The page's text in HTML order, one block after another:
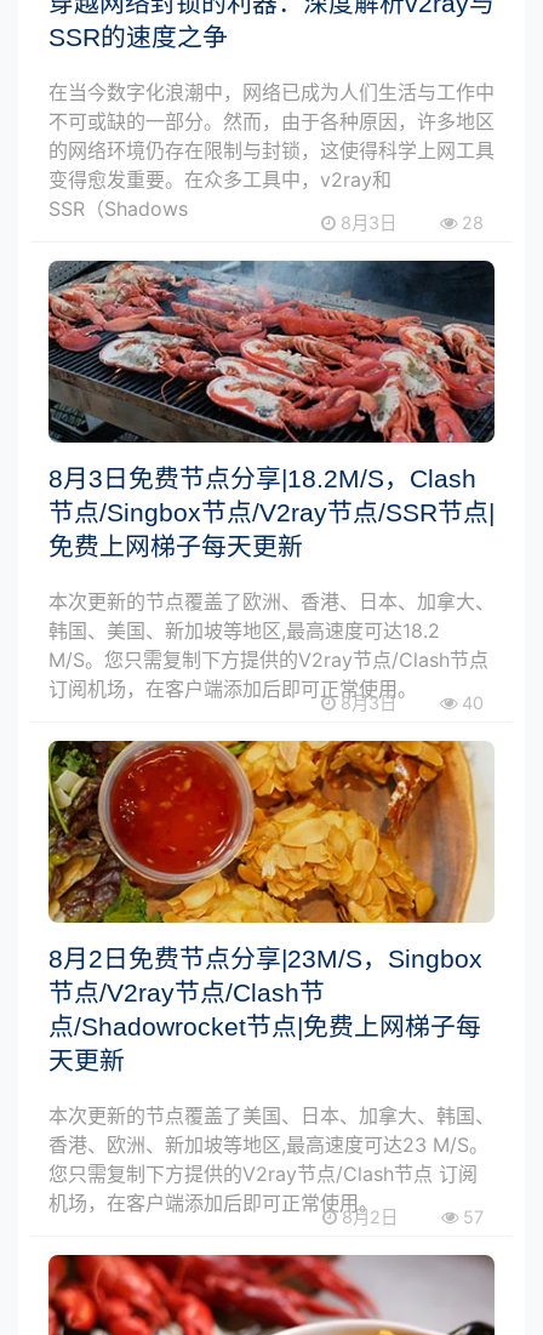
SSR的速度之争
在当今数字化浪潮中，网络已成为人们生活与工作中
不可或缺的一部分。然而，由于各种原因，许多地区
的网络环境仍存在限制与封锁，这使得科学上网工具
变得愈发重要。在众多工具中，v2ray和
SSR（Shadows
8月3日 28
8月3日免费节点分享|18.2M/S，Clash
节点/Singbox节点/V2ray节点/SSR节点|
免费上网梯子每天更新
本次更新的节点覆盖了欧洲、香港、日本、加拿大、
韩国、美国、新加坡等地区,最高速度可达18.2
M/S。您只需复制下方提供的V2ray节点/Clash节点
订阅机场，在客户端添加后即可正常使用。
8月3日 40
8月2日免费节点分享|23M/S，Singbox
节点/V2ray节点/Clash节
点/Shadowrocket节点|免费上网梯子每
天更新
本次更新的节点覆盖了美国、日本、加拿大、韩国、
香港、欧洲、新加坡等地区,最高速度可达23 M/S。
您只需复制下方提供的V2ray节点/Clash节点 订阅
机场，在客户端添加后即可正常使用。
8月2日 57